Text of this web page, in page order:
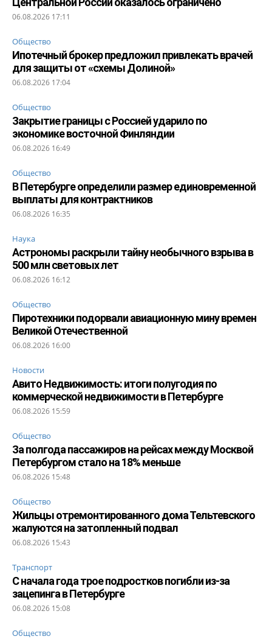
06.08.2026 17:11
Общество
Ипотечный брокер предложил привлекать врачей
для защиты от «схемы Долиной»
06.08.2026 17:04
Общество
Закрытие границы с Россией ударило по
экономике восточной Финляндии
06.08.2026 16:49
Общество
В Петербурге определили размер единовременной
выплаты для контрактников
06.08.2026 16:35
Наука
Астрономы раскрыли тайну необычного взрыва в
500 млн световых лет
06.08.2026 16:12
Общество
Пиротехники подорвали авиационную мину времен
Великой Отечественной
06.08.2026 16:00
Новости
Авито Недвижимость: итоги полугодия по
коммерческой недвижимости в Петербурге
06.08.2026 15:59
Общество
За полгода пассажиров на рейсах между Москвой
Петербургом стало на 18% меньше
06.08.2026 15:48
Общество
Жильцы отремонтированного дома Тельтевского
жалуются на затопленный подвал
06.08.2026 15:43
Транспорт
С начала года трое подростков погибли из-за
зацепинга в Петербурге
06.08.2026 15:08
Общество